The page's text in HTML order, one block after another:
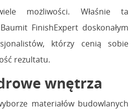
możliwości. Właśnie ta
FinishExpert doskonałym
którzy cenią sobie
rezultatu.
wnętrza
materiałów budowlanych